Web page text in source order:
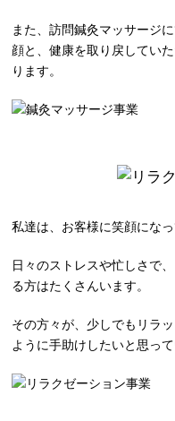
また、訪問鍼灸マッサージ
顔と、健康を取り戻してい
ります。
私達は、お客様に笑顔にな
日々のストレスや忙しさで
る方はたくさんいます。
その方々が、少しでもリラ
ように手助けしたいと思って